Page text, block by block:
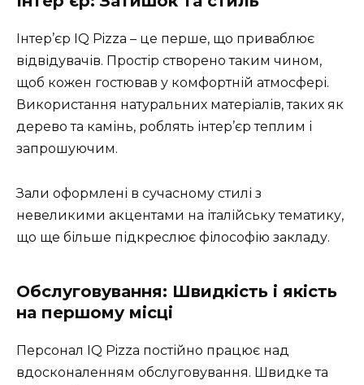
Інтер’єр IQ Pizza – це перше, що приваблює
відвідувачів. Простір створено таким чином,
щоб кожен гостював у комфортній атмосфері.
Використання натуральних матеріалів, таких як
дерево та камінь, роблять інтер’єр теплим і
запрошуючим.
Зали оформлені в сучасному стилі з
невеликими акцентами на італійську тематику,
що ще більше підкреслює філософію закладу.
Обслуговування: Швидкість і якість
на першому місці
Персонал IQ Pizza постійно працює над
вдосконаленням обслуговування. Швидке та